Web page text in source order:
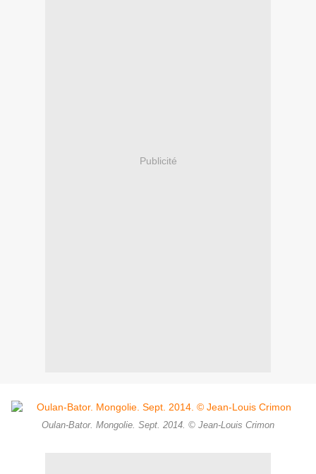
Publicité
Oulan-Bator. Mongolie. Sept. 2014. © Jean-Louis Crimon